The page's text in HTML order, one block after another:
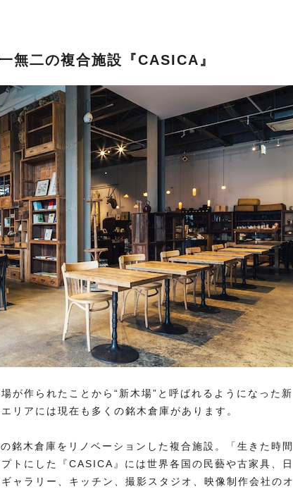
無二の複合施設『CASICA』
が作られたことから“新木場”と呼ばれるようになった新
リアには現在も多くの銘木倉庫があります。
銘木倉庫をリノベーションした複合施設。「生きた時間
トにした『CASICA』には世界各国の民藝や古家具、日
ャラリー、キッチン、撮影スタジオ、映像制作会社のオ